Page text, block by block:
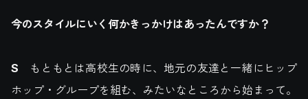
今のスタイルにいく何かきっかけはあったんですか？
S もともとは高校生の時に、地元の友達と一緒にヒップ
ホップ・グループを組む、みたいなところから始まって。